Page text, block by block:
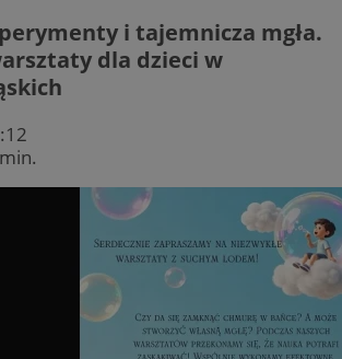
i tajemnicza mgła.
dla dzieci w